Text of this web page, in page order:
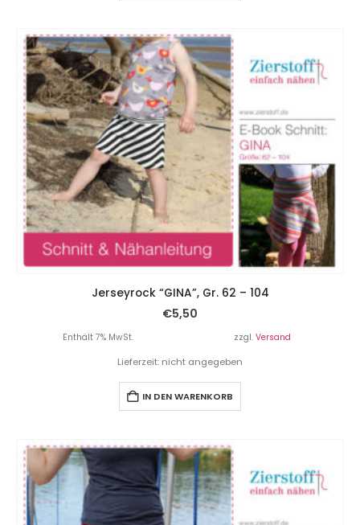
Jerseyrock “GINA”, Gr. 62 – 104
€5,50
Enthält 7% MwSt. zzgl. Versand
Lieferzeit: nicht angegeben
IN DEN WARENKORB